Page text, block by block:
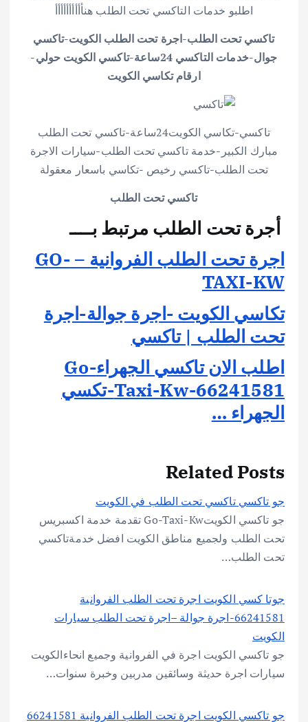
اطلبو خدمات التاكسي تحت الطلب هنأأأأأأأأأأ
تاكسي تحت الطلب-اجرة تحت الطلب الكويت-تاكسي
جوال-خدمات التاكسي 24ساعة-تاكسي الكويت حولي-
ارقام تكاسي الكويت
تاكسي-تكاسي الكويت24ساعة-تاكسي تحت الطلب
مبارك الكبير-خدمة تاكسي تحت الطلب-سيارات الاجرة
تحت الطلب-تاكسي رخيص -تكاسي باسعار معقولة
تاكسي تحت الطلب
أجرة تحت الطلب مرتبط بــــ
اجرة تحت الطلب الفروانية – GO-
TAXI-KW
تكاسي الكويت -اجرة جوالة-اجرة
تحت الطلب | تاكسي
اطلب الان تاكسي الجهراءGo-
Taxi-Kw-66241581-تكسي
الجهراء …
Related Posts
جو تاكسي تاكسي تحت الطلب في الكويت
جو تاكسي الكويتGo-Taxi-Kw تقدمة خدمة اكسبريس
تحت الطلب ولجميع مناطق الكويت افضل خدمةتاكسي
تحت الطلب…
جوتا كسي الكويت اجرة تحت الطلب الفروانية
66241581-اجرة جوالة –اجرة تحت الطلب سيارات
الكويت
جو تاكسي الكويت اجرة في الفروانية وجميع انحاءالكويت
سيارات اجرة حديثة وسائقين مدربين وخبرة سنوات…
جو تاكسي الكويت اجرة تحت الطلب الفروانية 66241581